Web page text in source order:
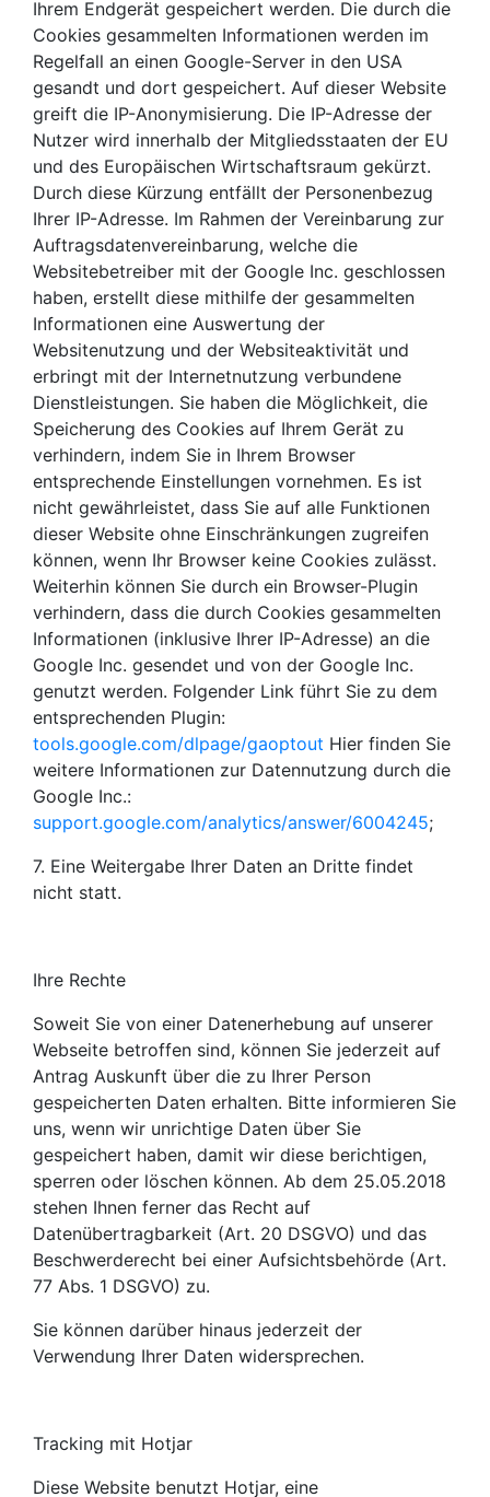
Ihrem Endgerät gespeichert werden. Die durch die
Cookies gesammelten Informationen werden im
Regelfall an einen Google-Server in den USA
gesandt und dort gespeichert. Auf dieser Website
greift die IP-Anonymisierung. Die IP-Adresse der
Nutzer wird innerhalb der Mitgliedsstaaten der EU
und des Europäischen Wirtschaftsraum gekürzt.
Durch diese Kürzung entfällt der Personenbezug
Ihrer IP-Adresse. Im Rahmen der Vereinbarung zur
Auftragsdatenvereinbarung, welche die
Websitebetreiber mit der Google Inc. geschlossen
haben, erstellt diese mithilfe der gesammelten
Informationen eine Auswertung der
Websitenutzung und der Websiteaktivität und
erbringt mit der Internetnutzung verbundene
Dienstleistungen. Sie haben die Möglichkeit, die
Speicherung des Cookies auf Ihrem Gerät zu
verhindern, indem Sie in Ihrem Browser
entsprechende Einstellungen vornehmen. Es ist
nicht gewährleistet, dass Sie auf alle Funktionen
dieser Website ohne Einschränkungen zugreifen
können, wenn Ihr Browser keine Cookies zulässt.
Weiterhin können Sie durch ein Browser-Plugin
verhindern, dass die durch Cookies gesammelten
Informationen (inklusive Ihrer IP-Adresse) an die
Google Inc. gesendet und von der Google Inc.
genutzt werden. Folgender Link führt Sie zu dem
entsprechenden Plugin:
tools.google.com/dlpage/gaoptout Hier finden Sie
weitere Informationen zur Datennutzung durch die
Google Inc.:
support.google.com/analytics/answer/6004245;
7. Eine Weitergabe Ihrer Daten an Dritte findet
nicht statt.
Ihre Rechte
Soweit Sie von einer Datenerhebung auf unserer
Webseite betroffen sind, können Sie jederzeit auf
Antrag Auskunft über die zu Ihrer Person
gespeicherten Daten erhalten. Bitte informieren Sie
uns, wenn wir unrichtige Daten über Sie
gespeichert haben, damit wir diese berichtigen,
sperren oder löschen können. Ab dem 25.05.2018
stehen Ihnen ferner das Recht auf
Datenübertragbarkeit (Art. 20 DSGVO) und das
Beschwerderecht bei einer Aufsichtsbehörde (Art.
77 Abs. 1 DSGVO) zu.
Sie können darüber hinaus jederzeit der
Verwendung Ihrer Daten widersprechen.
Tracking mit Hotjar
Diese Website benutzt Hotjar, eine